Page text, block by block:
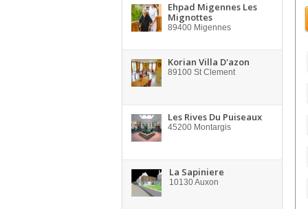
Ehpad Migennes Les
Mignottes
89400 Migennes
Korian Villa D'azon
89100 St Clement
Les Rives Du Puiseaux
45200 Montargis
La Sapiniere
10130Auxon